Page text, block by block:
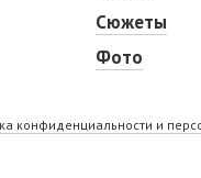
Сюжеты
Фото
конфиденциальности и